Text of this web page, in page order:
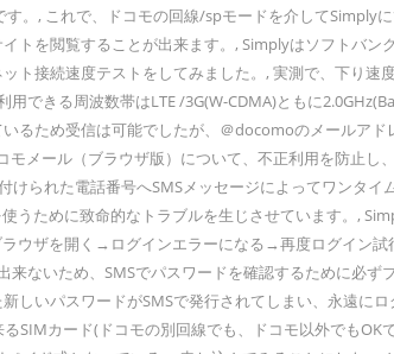
。, これで、ドコモの回線/spモードを介して
トを閲覧することが出来ます。, Simplyはソフトバ
ト接続速度テストをしてみました。, 実測で、下り
できる周波数帯はLTE /3G(W-CDMA)ともに
るため受信は可能でしたが、＠docomoのメールア
メール（ブラウザ版）について、不正利用を防止
られた電話番号へSMSメッセージによってワンタ
うために致命的なトラブルを生じさせています。,
ウザを開く→ログインエラーになる→再度ログイン
ないため、SMSでパスワードを確認するために必
しいパスワードがSMSで発行されてしまい、永遠に
SIMカード(ドコモの別回線でも、ドコモ以外でも